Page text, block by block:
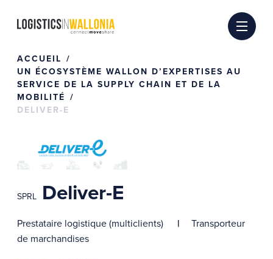
ACCUEIL
UN ÉCOSYSTÈME WALLON D’EXPERTISES AU
SERVICE DE LA SUPPLY CHAIN ET DE LA
MOBILITÉ
DELIVER-E
SPRL Deliver-E
Prestataire logistique (multiclients)
Transporteur
de marchandises